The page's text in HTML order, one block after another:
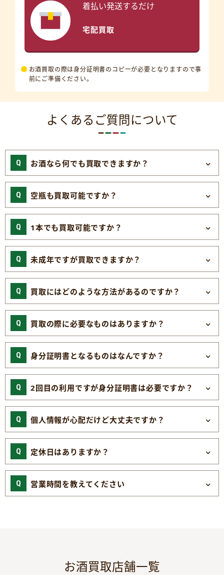
着払い発送するだけ
宅配買取
お酒買取の際は身分証明書のコピーが必要となりますので事
前にご準備ください。
よくあるご質問について
お酒なら何でも買取できますか？
空瓶も買取可能ですか？
1本でも買取可能ですか？
未成年ですが買取できますか？
買取にはどのような方法があるのですか？
買取の際に必要なものはありますか？
身分証明書となるものはなんですか？
2回目の利用ですが身分証明書は必要ですか？
個人情報が心配だけど大丈夫ですか？
定休日はありますか？
営業時間を教えてください
お酒買取店舗一覧